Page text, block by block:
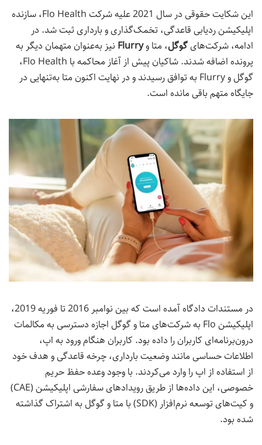
این شکایت حقوقی در سال 2021 علیه شرکت Flo Health، سازنده
اپلیکیشن ردیابی قاعدگی، تخمک‌گذاری و بارداری ثبت شد. در
ادامه، شرکت‌های گوگل، متا وFlurry نیز به‌عنوان متهمان دیگر به
پرونده اضافه شدند. شاکیان پیش از آغاز محاکمه با Flo Health،
گوگل و Flurry به توافق رسیدند و در نهایت اکنون متا به‌تنهایی در
جایگاه متهم باقی مانده است.
در مستندات دادگاه آمده است که بین نوامبر 2016 تا فوریه 2019،
اپلیکیشن Flo به شرکت‌های متا و گوگل اجازه دسترسی به مکالمات
درون‌برنامه‌ای کاربران را داده بود. کاربران هنگام ورود به اپ،
اطلاعات حساسی مانند وضعیت بارداری، چرخه قاعدگی و هدف خود
از استفاده از اپ را وارد می‌کردند. با وجود وعده حفظ حریم
خصوصی، این داده‌ها از طریق رویدادهای سفارشی اپلیکیشن (CAE)
و کیت‌های توسعه نرم‌افزار (SDK) با متا و گوگل به اشتراک گذاشته
شده بود.